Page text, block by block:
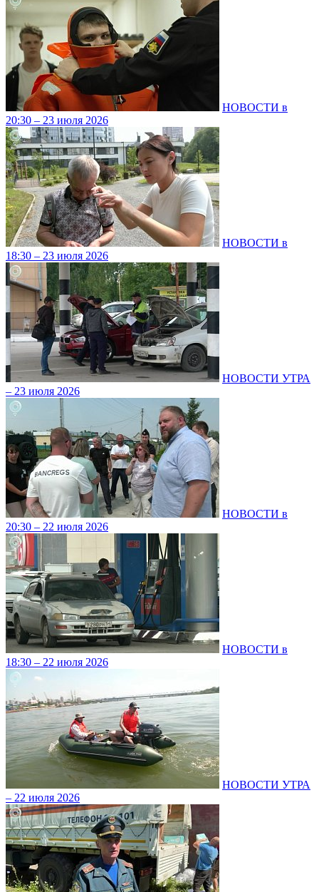
НОВОСТИ в
20:30 – 23 июля 2026
НОВОСТИ в
18:30 – 23 июля 2026
НОВОСТИ УТРА
– 23 июля 2026
НОВОСТИ в
20:30 – 22 июля 2026
НОВОСТИ в
18:30 – 22 июля 2026
НОВОСТИ УТРА
– 22 июля 2026